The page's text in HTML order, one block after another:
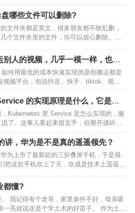
哪些文件可以删除?
文件夹都是英文，很多朋友都不敢乱删，
个文件夹里的文件，你可以放心删除。
装机软件经常会把需要备份的东西，放在
件夹中。而当我们需要的软件正常保存之
些东西也…
人的视频，几乎一模一样，也没
到的？？
何用最低的成本快速实现伪原创搬运都是
视频平台，包括抖音、快手、tiktok、视频
、推特、INS、YouTube，它们的查重技术
环境设置得…的实现原理是什么，它是如
Kubernetes 里 Service 是怎么实现的，服
了。这事儿看起来挺玄乎，但掰开揉碎了
事儿想得简单点，别一上来就被啥术语吓
套路。…
讲，华为是不是真的遥遥领先？
为上市了最新款的三折叠屏手机，于是很
把这款手机吹上了天，吹成是技术上遥遥领
奸卖国贼美狗的帽子。把一个商品捧成了
萨，你只能说好，不能说不好。其实这个
只要是人和…
都懂?
我记得有个老哥，家里条件不好，母亲吸
一亮就说这是个学土木的好苗子。 作为土木